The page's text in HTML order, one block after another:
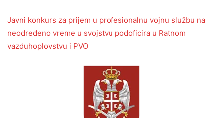
Javni konkurs za prijem u profesionalnu vojnu službu na
neodređeno vreme u svojstvu podoficira u Ratnom
vazduhoplovstvu i PVO